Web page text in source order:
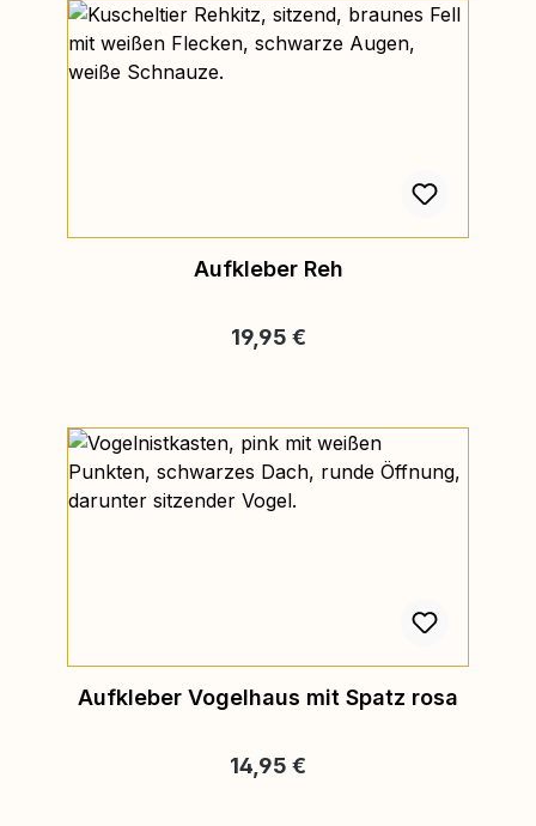
Aufkleber Reh
Regulärer Preis:
19,95 €
Aufkleber Vogelhaus mit Spatz rosa
Regulärer Preis:
14,95 €